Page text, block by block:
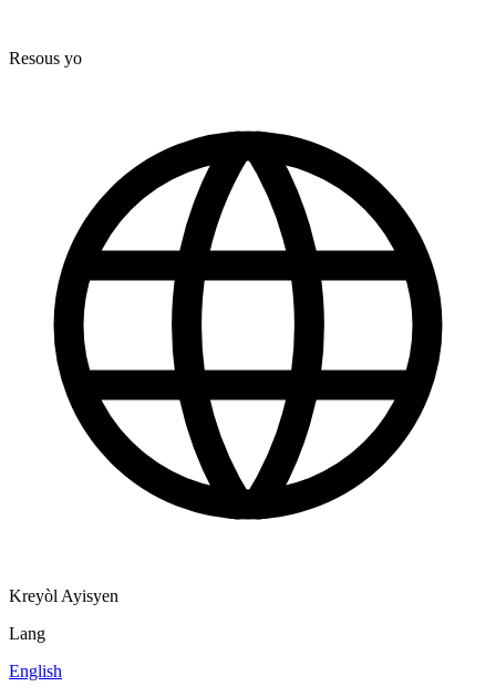
Resous yo
Kreyòl Ayisyen
Lang
English